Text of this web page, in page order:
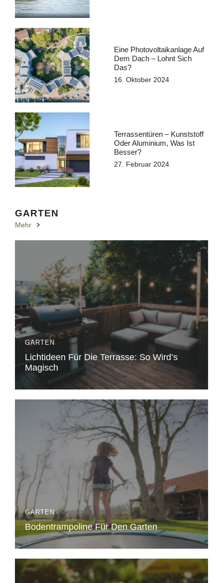
Eine Photovoltaikanlage Auf
Dem Dach – Lohnt Sich
Das?
16. Oktober 2024
Terrassentüren – Kunststoff
Oder Aluminium, Was Ist
Besser?
27. Februar 2024
GARTEN
Mehr
GARTEN
Lichtideen Für Die Terrasse: So Wird’s
Magisch
GARTEN
Bodentrampoline Für Den Garten